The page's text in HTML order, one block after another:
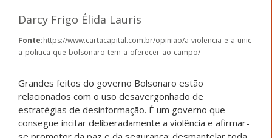
Darcy Frigo Élida Lauris
Fonte:https://www.cartacapital.com.br/opiniao/a-violencia-e-a-unic
a-politica-que-bolsonaro-tem-a-oferecer-ao-campo/
Grandes feitos do governo Bolsonaro estão
relacionados com o uso desavergonhado de
estratégias de desinformação. É um governo que
consegue incitar deliberadamente a violência e afirmar-